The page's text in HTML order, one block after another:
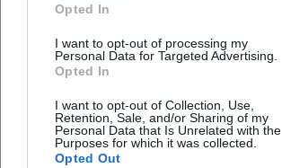
Opted In
I want to opt-out of processing my
Personal Data for Targeted Advertising.
Opted In
I want to opt-out of Collection, Use,
Retention, Sale, and/or Sharing of my
Personal Data that Is Unrelated with the
Purposes for which it was collected.
Opted Out
Wann beginnt die Henkerführung
Wo ist der Treffpunkt
Was kostet ein Ticket
Gibt es eine Altersempfehlung